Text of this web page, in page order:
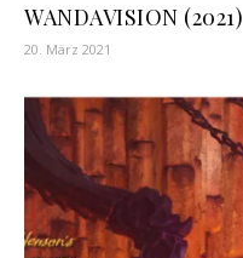
WANDAVISION (2021)
20. März 2021